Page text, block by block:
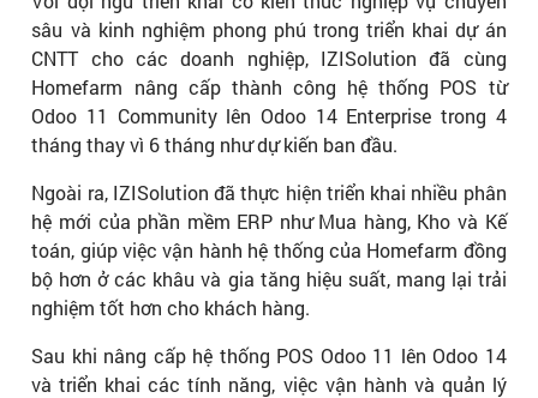
sâu và kinh nghiệm phong phú trong triển khai dự án
CNTT cho các doanh nghiệp, IZISolution đã cùng
Homefarm nâng cấp thành công hệ thống POS từ
Odoo 11 Community lên Odoo 14 Enterprise trong 4
tháng thay vì 6 tháng như dự kiến ban đầu.
Ngoài ra, IZISolution đã thực hiện triển khai nhiều phân
hệ mới của phần mềm ERP như Mua hàng, Kho và Kế
toán, giúp việc vận hành hệ thống của Homefarm đồng
bộ hơn ở các khâu và gia tăng hiệu suất, mang lại trải
nghiệm tốt hơn cho khách hàng.
Sau khi nâng cấp hệ thống POS Odoo 11 lên Odoo 14
và triển khai các tính năng, việc vận hành và quản lý